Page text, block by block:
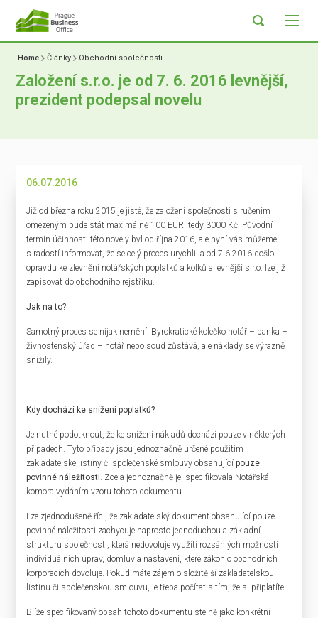
Home Články Obchodní společnosti
Založení s.r.o. je od 7. 6. 2016 levnější,
prezident podepsal novelu
06.07.2016
Již od března roku 2015 je jisté, že založení společnosti s ručením
omezeným bude stát maximálně 100 EUR, tedy 3000 Kč. Původní
termín účinnosti této novely byl od října 2016, ale nyní vás můžeme
s radostí informovat, že se celý proces urychlil a od 7.6.2016 došlo
opravdu ke zlevnění notářských poplatků a kolků a levnější s.r.o. lze již
zapisovat do obchodního rejstříku.
Jak na to?
Samotný proces se nijak nemění. Byrokratické kolečko notář – banka –
živnostenský úřad – notář nebo soud zůstává, ale náklady se výrazně
snížily.
Kdy dochází ke snížení poplatků?
Je nutné podotknout, že ke snížení nákladů dochází pouze v některých
případech. Tyto případy jsou jednoznačně určené použitím
zakladatelské listiny či společenské smlouvy obsahujícípouze
povinné náležitosti. Zcela jednoznačně jej specifikovala Notářská
komora vydáním vzoru tohoto dokumentu.
Lze zjednodušeně říci, že zakladatelský dokument obsahující pouze
povinné náležitosti zachycuje naprosto jednoduchou a základní
strukturu společnosti, která nedovoluje využití rozsáhlých možností
individuálních úprav, domluv a nastavení, které zákon o obchodních
korporacích dovoluje. Pokud máte zájem o složitější zakladatelskou
listinu či společenskou smlouvu, je třeba počítat s tím, že si připlatíte.
Blíže specifikovaný obsah tohoto dokumentu stejně jako konkrétní